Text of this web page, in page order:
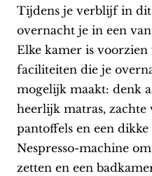
Tijdens je verblijf in
overnacht je in een
Elke kamer is
faciliteiten die je
mogelijk maakt: denk
heerlijk matras, zachte
pantoffels en een dikke
Nespresso-machine
zetten en een